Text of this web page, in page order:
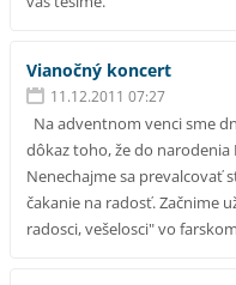
Vianočný koncert
11.12.2011 07:27
Na adventnom venci sme
dôkaz toho, že do narodenia
Nenechajme sa prevalcovať
čakanie na radosť. Začnime
radosci, vešelosci" vo